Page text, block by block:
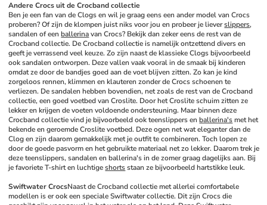
Andere Crocs uit de Crocband collectie
Ben je een fan van de Clogs en wil je graag eens een ander model van Crocs
proberen? Of zijn de klompen juist niks voor jou en probeer je liever slippers,
sandalen of een ballerina van Crocs? Bekijk dan zeker eens de rest van de
Crocband collectie. De Crocband collectie is namelijk ontzettend divers en
geeft je verrassend veel keuze. Zo zijn naast de klassieke Clogs bijvoorbeeld
ook sandalen ontworpen. Deze vallen vaak vooral in de smaak bij kinderen
omdat ze door de bandjes goed aan de voet blijven zitten. Zo kan je kind
zorgeloos rennen, klimmen en klauteren zonder de Crocs schoenen te
verliezen. De sandalen hebben bovendien, net zoals de rest van de Crocband
collectie, een goed voetbed van Croslite. Door het Croslite schuim zitten ze
lekker en krijgen de voeten voldoende ondersteuning. Maar binnen deze
Crocband collectie vind je bijvoorbeeld ook teenslippers en ballerina's met het
bekende en geroemde Croslite voetbed. Deze ogen net wat eleganter dan de
Clog en zijn daarom gemakkelijk met je outfit te combineren. Toch lopen ze
door de goede pasvorm en het gebruikte materiaal net zo lekker. Daarom trek je
deze teenslippers, sandalen en ballerina's in de zomer graag dagelijks aan. Bij
je favoriete T-shirt en luchtige shorts staan ze bijvoorbeeld hartstikke leuk.
Swiftwater CrocsNaast de Crocband collectie met allerlei comfortabele
modellen is er ook een speciale Swiftwater collectie. Dit zijn Crocs die